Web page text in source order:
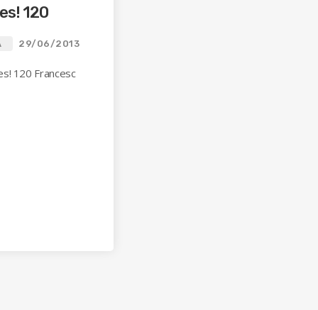
120
29/06/2013
120 Francesc